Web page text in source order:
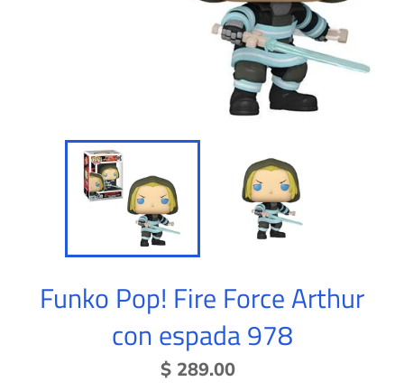
Funko Pop! Fire Force Arthur
con espada 978
Precio
habitual
$ 289.00